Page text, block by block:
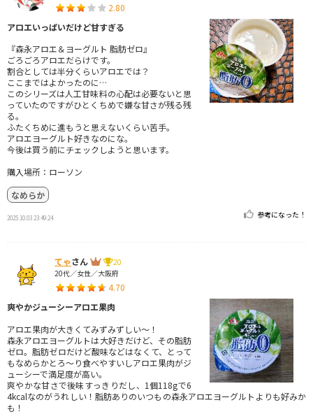
2.80
アロエいっぱいだけど甘すぎる
『森永アロエ＆ヨーグルト 脂肪ゼロ』
ごろごろアロエだらけです。
割合としては半分くらいアロエでは？
ここまではよかったのに…
このシリーズは人工甘味料の心配は必要ないと思
っていたのですがひとくちめで嫌な甘さが残る残
る。
ふたくちめに進もうと思えないくらい苦手。
アロエヨーグルト好きなのにな。
今後は買う前にチェックしようと思います。
購入場所：ローソン
なめらか
2025.10.03 23:49:24 参考になった！
てゃさん
20
20代／女性／大阪府
4.70
爽やかジューシーアロエ果肉
アロエ果肉が大きくてみずみずしい〜！
森永アロエヨーグルトは大好きだけど、その脂肪
ゼロ。脂肪ゼロだけど酸味などはなくて、とって
もなめらかとろ〜り食べやすいしアロエ果肉がジ
ューシーで満足度が高い。
爽やかな甘さで後味すっきりだし、1個118gで6
4kcalなのがうれしい！脂肪ありのいつもの森永アロエヨーグルトよりも好みか
も！